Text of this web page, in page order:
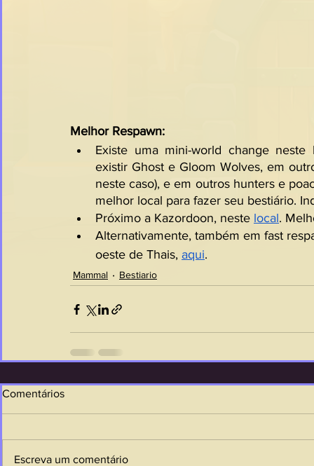
Melhor Respawn:
Existe uma mini-world change
existir Ghost e Gloom Wolves, em
neste caso), e em outros hunters e
melhor local para fazer seu bestiário.
Próximo a Kazordoon, neste local.
Alternativamente, também em fast
oeste de Thais, aqui.
Mammal Bestiario
Comentários
Escreva um comentário